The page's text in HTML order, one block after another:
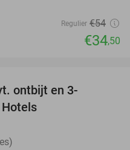
Regulier €54
€34,50
ontbijt en 3-